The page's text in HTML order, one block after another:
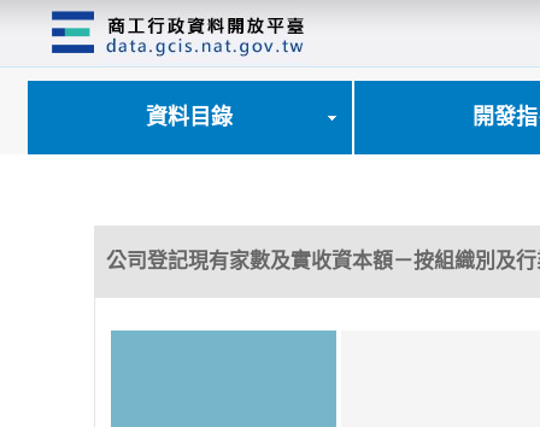
資料目錄 開發
公司登記現有家數及實收資本額－按組織別及